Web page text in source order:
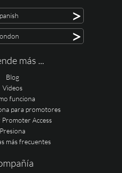
>
>
más ...
Blog
Videos
funciona
para promotores
Promoter Access
Presiona
más frecuentes